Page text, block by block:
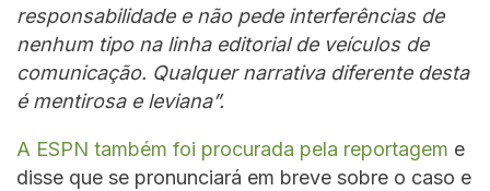
responsabilidade e não pede interferências de
nenhum tipo na linha editorial de veículos de
comunicação. Qualquer narrativa diferente desta
é mentirosa e leviana”.
A ESPN também foi procurada pela reportagem e
disse que se pronunciará em breve sobre o caso e